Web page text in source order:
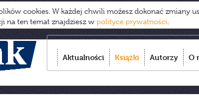
cookies. W każdej chwili możesz dokonać zmiany
na ten temat znajdziesz w polityce prywatności.
Aktualności Książki Autorzy O